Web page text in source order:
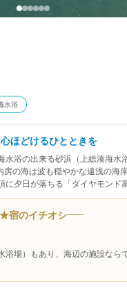
水浴
ほどけるひとときを
浴の出来る砂浜（上総湊海水
の海は波も穏やかな遠浅の海
夕日が落ちる「ダイヤモンド
イニングチェアを完備！ 海の
感じる外気浴は格別。 「Links
さい。 ◆笑顔あふれるBBQ（
設備（グリル、炭、網など）
風に包まれて飲むビールは、
みください。
★宿のイチオシ
浴場）もあり、海辺の施設なら